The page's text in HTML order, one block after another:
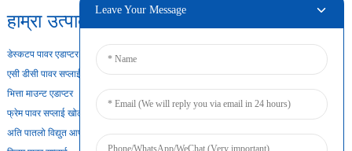
हाम्रा उत्पादनहरू
डेस्कटप पावर एडाप्टर
एसी डीसी पावर सप्लाई
भित्ता माउन्ट एडाप्टर
फ्रेम पावर सप्लाई खोल्नुहोस्
अति पातलो विद्युत आपूर्ति
Leave Your Message